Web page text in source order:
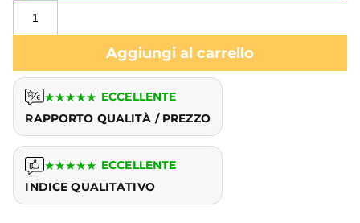
Aggiungi al carrello
★★★★★ ECCELLENTE
RAPPORTO QUALITÀ / PREZZO
★★★★★ ECCELLENTE
INDICE QUALITATIVO